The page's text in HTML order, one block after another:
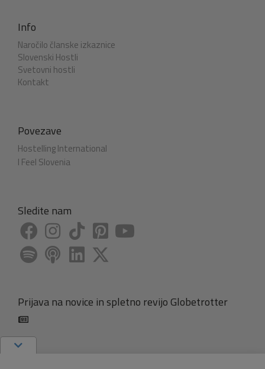
Info
Naročilo članske izkaznice
Slovenski Hostli
Svetovni hostli
Kontakt
Povezave
Hostelling International
I Feel Slovenia
Sledite nam
Prijava na novice in spletno revijo Globetrotter